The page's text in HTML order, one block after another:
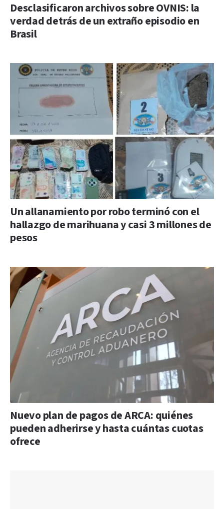
Desclasificaron archivos sobre OVNIS: la
verdad detrás de un extraño episodio en
Brasil
Un allanamiento por robo terminó con el
hallazgo de marihuana y casi 3 millones de
pesos
Nuevo plan de pagos de ARCA: quiénes
pueden adherirse y hasta cuántas cuotas
ofrece